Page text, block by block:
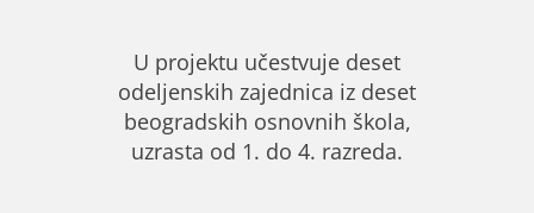
U projektu učestvuje deset
odeljenskih zajednica iz deset
beogradskih osnovnih škola,
uzrasta od 1. do 4. razreda.